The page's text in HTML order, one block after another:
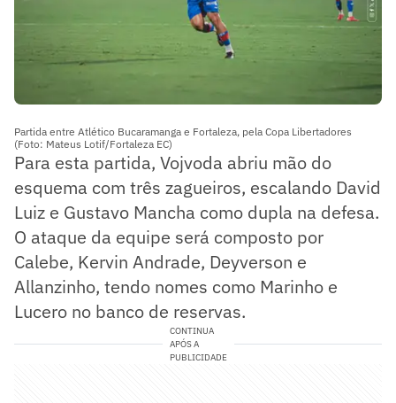
Partida entre Atlético Bucaramanga e Fortaleza, pela Copa Libertadores
(Foto: Mateus Lotif/Fortaleza EC)
Para esta partida, Vojvoda abriu mão do
esquema com três zagueiros, escalando David
Luiz e Gustavo Mancha como dupla na defesa.
O ataque da equipe será composto por
Calebe, Kervin Andrade, Deyverson e
Allanzinho, tendo nomes como Marinho e
Lucero no banco de reservas.
CONTINUA
APÓS A
PUBLICIDADE